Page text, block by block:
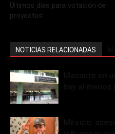
Últimos días para votación de
proyectos
NOTICIAS RELACIONADAS